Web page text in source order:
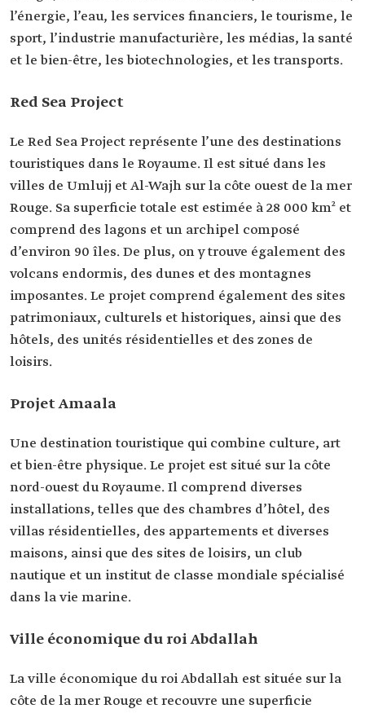
l’énergie, l’eau, les services financiers, le tourisme, le
sport, l’industrie manufacturière, les médias, la santé
et le bien-être, les biotechnologies, et les transports.
Red Sea Project
Le Red Sea Project représente l’une des destinations
touristiques dans le Royaume. Il est situé dans les
villes de Umlujj et Al-Wajh sur la côte ouest de la mer
Rouge. Sa superficie totale est estimée à 28 000 km² et
comprend des lagons et un archipel composé
d’environ 90 îles. De plus, on y trouve également des
volcans endormis, des dunes et des montagnes
imposantes. Le projet comprend également des sites
patrimoniaux, culturels et historiques, ainsi que des
hôtels, des unités résidentielles et des zones de
loisirs.
Projet Amaala
Une destination touristique qui combine culture, art
et bien-être physique. Le projet est situé sur la côte
nord-ouest du Royaume. Il comprend diverses
installations, telles que des chambres d’hôtel, des
villas résidentielles, des appartements et diverses
maisons, ainsi que des sites de loisirs, un club
nautique et un institut de classe mondiale spécialisé
dans la vie marine.
Ville économique du roi Abdallah
La ville économique du roi Abdallah est située sur la
côte de la mer Rouge et recouvre une superficie